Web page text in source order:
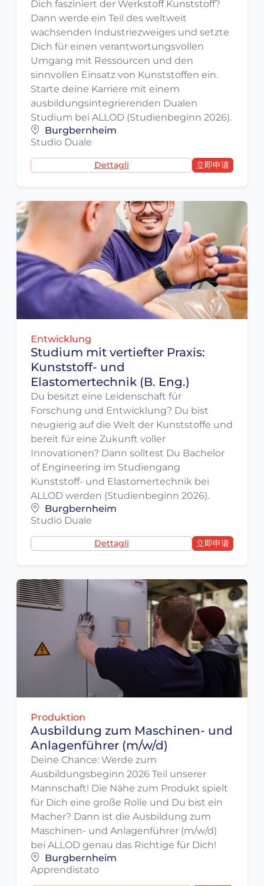
Dich fasziniert der Werkstoff Kunststoff?
Dann werde ein Teil des weltweit
wachsenden Industriezweiges und setzte
Dich für einen verantwortungsvollen
Umgang mit Ressourcen und den
sinnvollen Einsatz von Kunststoffen ein.
Starte deine Karriere mit einem
ausbildungsintegrierenden Dualen
Studium bei ALLOD (Studienbeginn 2026).
Burgbernheim
Studio Duale
Dettagli 立即申请
Entwicklung
Studium mit vertiefter Praxis:
Kunststoff- und
Elastomertechnik (B. Eng.)
Du besitzt eine Leidenschaft für
Forschung und Entwicklung? Du bist
neugierig auf die Welt der Kunststoffe und
bereit für eine Zukunft voller
Innovationen? Dann solltest Du Bachelor
of Engineering im Studiengang
Kunststoff- und Elastomertechnik bei
ALLOD werden (Studienbeginn 2026).
Burgbernheim
Studio Duale
Dettagli 立即申请
Produktion
Ausbildung zum Maschinen- und
Anlagenführer (m/w/d)
Deine Chance: Werde zum
Ausbildungsbeginn 2026 Teil unserer
Mannschaft! Die Nähe zum Produkt spielt
für Dich eine große Rolle und Du bist ein
Macher? Dann ist die Ausbildung zum
Maschinen- und Anlagenführer (m/w/d)
bei ALLOD genau das Richtige für Dich!
Burgbernheim
Apprendistato